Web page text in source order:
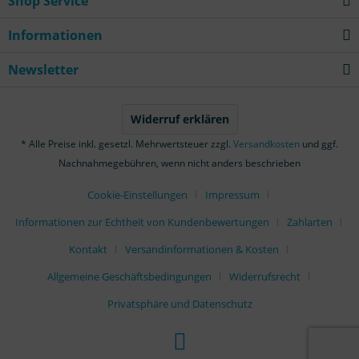
Informationen
Newsletter
Widerruf erklären
* Alle Preise inkl. gesetzl. Mehrwertsteuer zzgl. Versandkosten und ggf.
Nachnahmegebühren, wenn nicht anders beschrieben
Cookie-Einstellungen
Impressum
Informationen zur Echtheit von Kundenbewertungen
Zahlarten
Kontakt
Versandinformationen & Kosten
Allgemeine Geschäftsbedingungen
Widerrufsrecht
Privatsphäre und Datenschutz